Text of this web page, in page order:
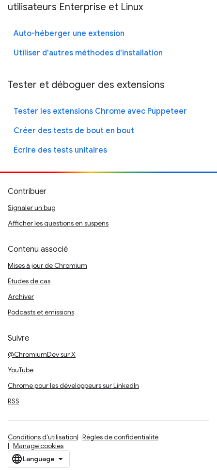
utilisateurs Enterprise et Linux
Auto-héberger une extension
Utiliser d'autres méthodes d'installation
Tester et déboguer des extensions
Tester les extensions Chrome avec Puppeteer
Créer des tests de bout en bout
Écrire des tests unitaires
Contribuer
Signaler un bug
Afficher les questions en suspens
Contenu associé
Mises à jour de Chromium
Études de cas
Archiver
Podcasts et émissions
Suivre
@ChromiumDev sur X
YouTube
Chrome pour les développeurs sur LinkedIn
RSS
Conditions d'utilisation
Règles de confidentialité
Manage cookies